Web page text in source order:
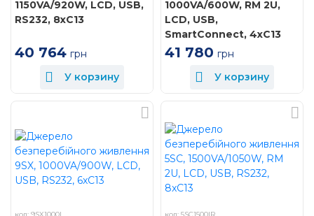
1150VA/920W, LCD, USB,
RS232, 8xC13
40 764 грн
У корзину
1000VA/600W, RM 2U,
LCD, USB,
SmartConnect, 4xC13
41 780 грн
У корзину